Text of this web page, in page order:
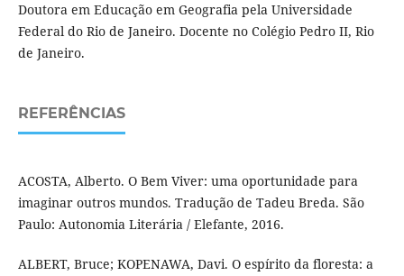
Doutora em Educação em Geografia pela Universidade
Federal do Rio de Janeiro. Docente no Colégio Pedro II, Rio
de Janeiro.
REFERÊNCIAS
ACOSTA, Alberto. O Bem Viver: uma oportunidade para
imaginar outros mundos. Tradução de Tadeu Breda. São
Paulo: Autonomia Literária / Elefante, 2016.
ALBERT, Bruce; KOPENAWA, Davi. O espírito da floresta: a